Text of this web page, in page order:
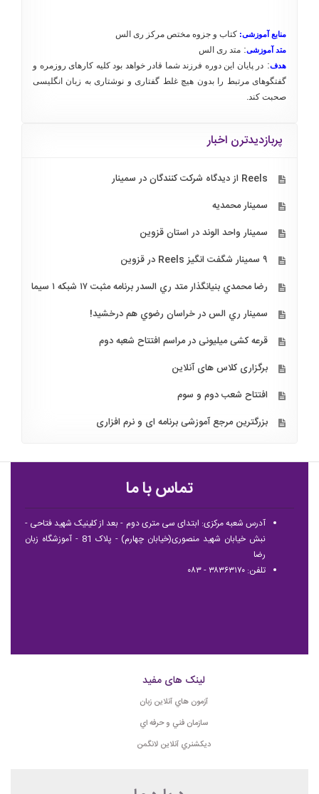
منابع آموزشی: کتاب و جزوه مختص مرکز ری الس
متد آموزشی: متد ری الس
هدف: در پایان این دوره فرزند شما قادر خواهد بود کلیه کارهای روزمره و
گفتگوهای مرتبط را بدون هیچ غلط گفتاری و نوشتاری به زبان انگلیسی
صحبت کند.
پربازدیدترن اخبار
Reels از دیدگاه شرکت کنندگان در سمینار
سمینار محمدیه
سمینار واحد الوند در استان قزوین
۹ سمینار شگفت انگیز Reels در قزوین
رضا محمدي بنيانگذار متد ري السدر برنامه مثبت ۱۷ شبكه ۱ سيما
سمينار ري الس در خراسان رضوي هم درخشيد!
قرعه کشی میلیونی در مراسم افتتاح شعبه دوم
برگزاری کلاس های آنلاین
افتتاح شعب دوم و سوم
بزرگترین مرجع آموزشی برنامه ای و نرم افزاری
تماس با ما
آدرس شعبه مرکزی: ابتدای سی متری دوم - بعد از کلینیک شهید فتاحی -
نبش خیابان شهید منصوری(خیابان چهارم) - پلاک 81 - آموزشگاه زبان
رضا
تلفن: ۳۸۳۶۳۱۷۰ - ۰۸۳
لینک های مفید
آزمون هاي آنلاين زبان
سازمان فني و حرفه اي
ديكشنري آنلاين لانگمن